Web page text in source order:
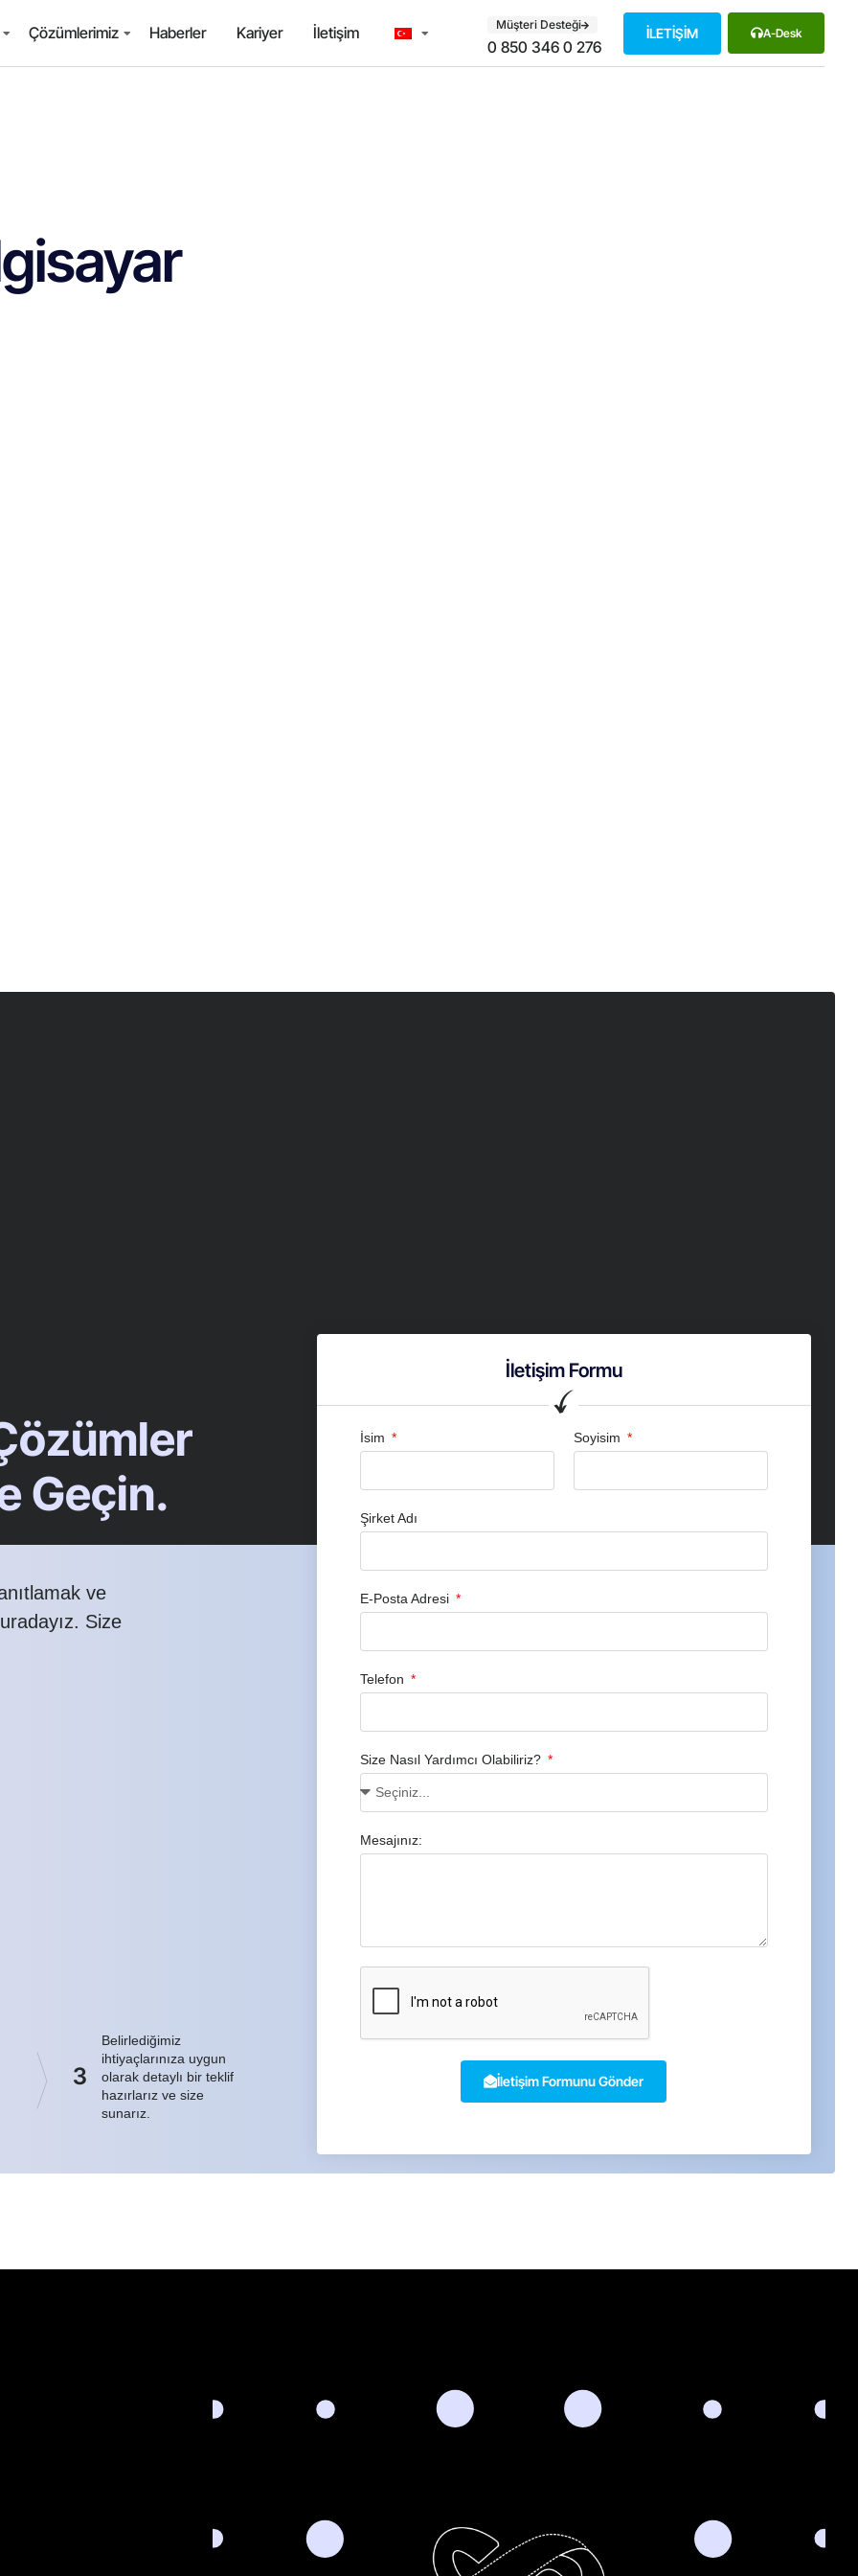
Çözümlerimiz Haberler Kariyer İletişim Müşteri Desteği
0 850 346 0 276
İLETİŞİM A-Desk
Geçin.
ve
Size
3
Belirlediğimiz
ihtiyaçlarınıza uygun
olarak detaylı bir teklif
hazırlarız ve size
sunarız.
İletişim Formu
İsim Soyisim
Şirket Adı
E-Posta Adresi
Telefon
Size Nasıl Yardımcı Olabiliriz?
Mesajınız:
İletişim Formunu Gönder